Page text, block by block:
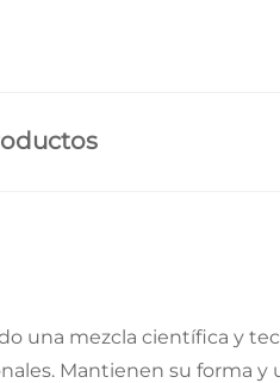
una mezcla científica y
Mantienen su forma